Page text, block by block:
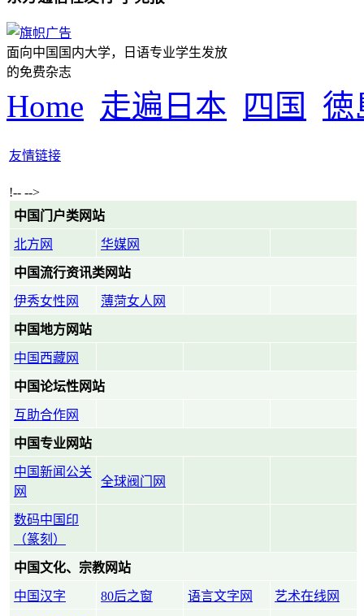
面向中国国内大学，日语专业学生发放
的免费杂志
Home 走遍日本 四国 徳
友情链接
!-- -->
中国门户类网站
北方网 华媒网
中国流行资讯类网站
伊秀女性网 薄菏女人网
中国地方网站
中国西藏网
中国论坛性网站
互助合作网
中国专业网站
中国新闻公关
网
全球阀门网
数码中国印
（篆刻）
中国文化、宗教网站
中国汉字 80后之窗 语言文字网 艺术在线网